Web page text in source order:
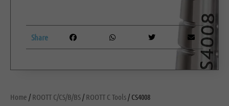
Home /ROOTT C/CS/B/BS/ROOTT C Tools/ CS4008
Share